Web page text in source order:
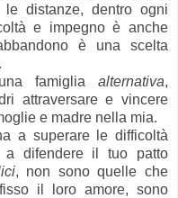
distanze, dentro ogni
e impegno è anche
è una scelta
famiglia alternativa,
attraversare e vincere
e madre nella mia.
a superare le difficoltà
a difendere il tuo patto
, non sono quelle che
il loro amore, sono